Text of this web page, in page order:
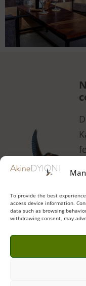
To provide the best
access device information.
data such as browsing
withdrawing consent, may
Akine Dyioni